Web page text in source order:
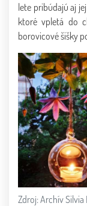
lete pribúdajú aj
ktoré vpletá do
borovicové šišky
Zdroj: Archív Silvia